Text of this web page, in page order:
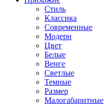
Стиль
Классика
Современные
Модерн
Цвет
Белые
Венге
Светлые
Темные
Размер
Малогабаритные